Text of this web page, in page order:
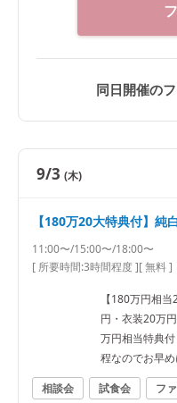
同日開催の
9/3 (木)
【180万20大特典付】純
11:00〜/15:00〜/18:00〜
[ 所要時間:3時間程度][ 無料 ]
【180万円相
円・衣装20万
万円相当特典
程なのでお早め
相談会
試食会
フ